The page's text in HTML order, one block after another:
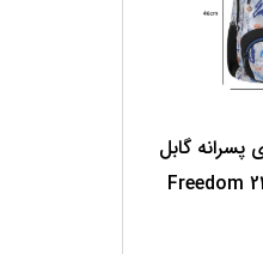
گابل